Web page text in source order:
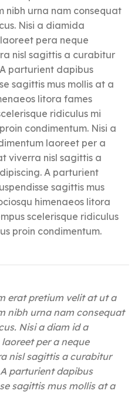
nibh urna nam consequat
Nisi a diamida
pera neque
nisl sagittis a curabitur
parturient dapibus
sagittis mus mollis at a
litora fames
ridiculus mi
condimentum. Nisi a
laoreet per a
viverra nisl sagittis a
A parturient
sagittis mus
himenaeos litora
scelerisque ridiculus
proin condimentum.
erat pretium velit at ut a
nibh urna nam consequat
Nisi a diam id a
per a neque
nisl sagittis a curabitur
parturient dapibus
sagittis mus mollis at a